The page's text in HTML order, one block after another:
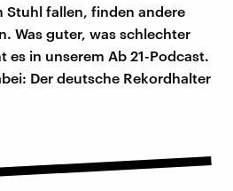
Stuhl fallen, finden andere
Was guter, was schlechter
es in unserem Ab 21-Podcast.
Der deutsche Rekordhalter